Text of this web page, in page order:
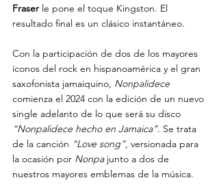
Fraser le pone el toque Kingston. El
resultado final es un clásico instantáneo.
Con la participación de dos de los mayores
íconos del rock en hispanoamérica y el gran
saxofonista jamaiquino, Nonpalidece
comienza el 2024 con la edición de un nuevo
single adelanto de lo que será su disco
“Nonpalidece hecho en Jamaica”. Se trata
de la canción “Love song”, versionada para
la ocasión por Nonpa junto a dos de
nuestros mayores emblemas de la música.